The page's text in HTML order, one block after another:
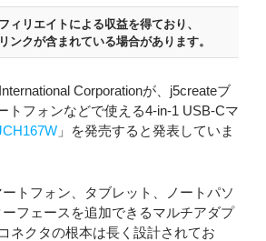
ィリエイトによる収益を得ており、
ンクが含まれている場合があります。
Corporationが、j5createブ
トフォンなどで使える4-in-1 USB-Cマ
」を発売すると発表していま
トフォン、タブレット、ノートパソ
フェースを追加できるマルチアダプ
ネクタの根本は長く設計されてお